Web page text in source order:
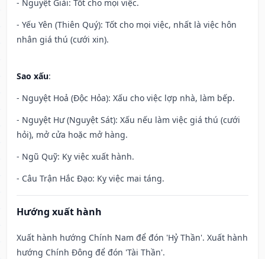
- Nguyệt Giải: Tốt cho mọi việc.
- Yếu Yên (Thiên Quý): Tốt cho mọi việc, nhất là việc hôn
nhân giá thú (cưới xin).
Sao xấu:
- Nguyệt Hoả (Độc Hỏa): Xấu cho việc lợp nhà, làm bếp.
- Nguyệt Hư (Nguyệt Sát): Xấu nếu làm việc giá thú (cưới
hỏi), mở cửa hoặc mở hàng.
- Ngũ Quỹ: Kỵ việc xuất hành.
- Câu Trận Hắc Đạo: Kỵ việc mai táng.
Hướng xuất hành
Xuất hành hướng Chính Nam để đón 'Hỷ Thần'. Xuất hành
hướng Chính Đông để đón 'Tài Thần'.